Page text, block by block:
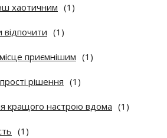
хаотичним (1)
відпочити (1)
приємнішим (1)
рішення (1)
кращого настрою вдома (1)
(1)